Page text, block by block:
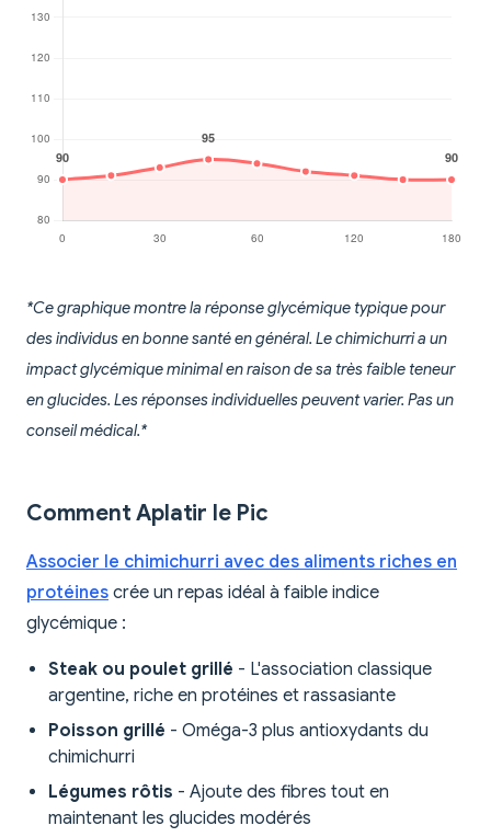
*Ce graphique montre la réponse glycémique typique pour
des individus en bonne santé en général. Le chimichurri a un
impact glycémique minimal en raison de sa très faible teneur
en glucides. Les réponses individuelles peuvent varier. Pas un
conseil médical.*
Comment Aplatir le Pic
Associer le chimichurri avec des aliments riches en
protéines crée un repas idéal à faible indice
glycémique :
Steak ou poulet grillé - L'association classique
argentine, riche en protéines et rassasiante
Poisson grillé - Oméga-3 plus antioxydants du
chimichurri
Légumes rôtis - Ajoute des fibres tout en
maintenant les glucides modérés